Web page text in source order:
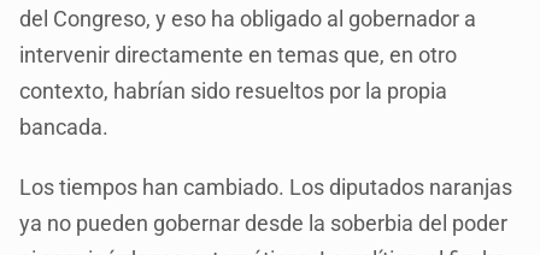
del Congreso, y eso ha obligado al gobernador a
intervenir directamente en temas que, en otro
contexto, habrían sido resueltos por la propia
bancada.
Los tiempos han cambiado. Los diputados naranjas
ya no pueden gobernar desde la soberbia del poder